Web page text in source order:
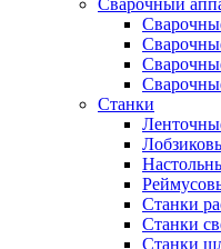
Сварочный
Станки
Станки
Станки
Станки